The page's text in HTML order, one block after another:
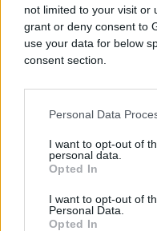
not limited to your visit or
grant or deny consent to
use your data for below
consent section.
Personal Data
I want to opt-out of
personal data.
Opted In
I want to opt-out of
Personal Data.
Opted In
trenutno očekujete.
novcu i poslovnim
ljudima iz okruženja,
dio pozitivne energije